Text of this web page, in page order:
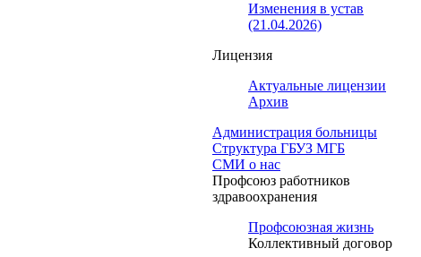
Изменения в устав
(21.04.2026)
Лицензия
Актуальные лицензии
Архив
Администрация больницы
Структура ГБУЗ МГБ
СМИ о нас
Профсоюз работников
здравоохранения
Профсоюзная жизнь
Коллективный договор